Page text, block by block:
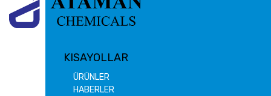
KISAYOLLAR
ÜRÜNLER
HABERLER